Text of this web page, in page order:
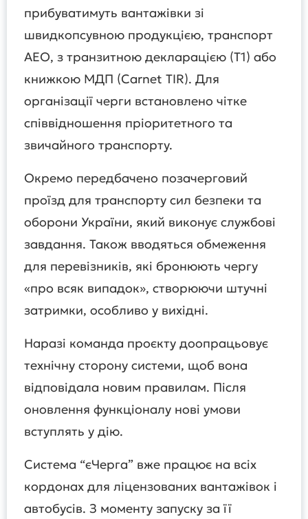
прибуватимуть вантажівки зі
швидкопсувною продукцією, транспорт
АЕО, з транзитною декларацією (Т1) або
книжкою МДП (Carnet TIR). Для
організації черги встановлено чітке
співвідношення пріоритетного та
звичайного транспорту.
Окремо передбачено позачерговий
проїзд для транспорту сил безпеки та
оборони України, який виконує службові
завдання. Також вводяться обмеження
для перевізників, які бронюють чергу
«про всяк випадок», створюючи штучні
затримки, особливо у вихідні.
Наразі команда проєкту доопрацьовує
технічну сторону системи, щоб вона
відповідала новим правилам. Після
оновлення функціоналу нові умови
вступлять у дію.
Система “єЧерга” вже працює на всіх
кордонах для ліцензованих вантажівок і
автобусів. З моменту запуску за її